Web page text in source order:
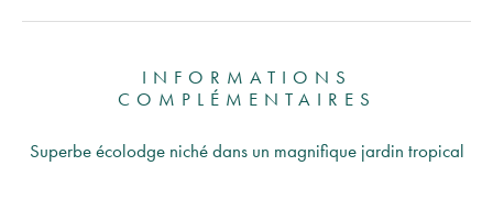
INFORMATIONS
COMPLÉMENTAIRES
Superbe écolodge niché dans un magnifique jardin tropical